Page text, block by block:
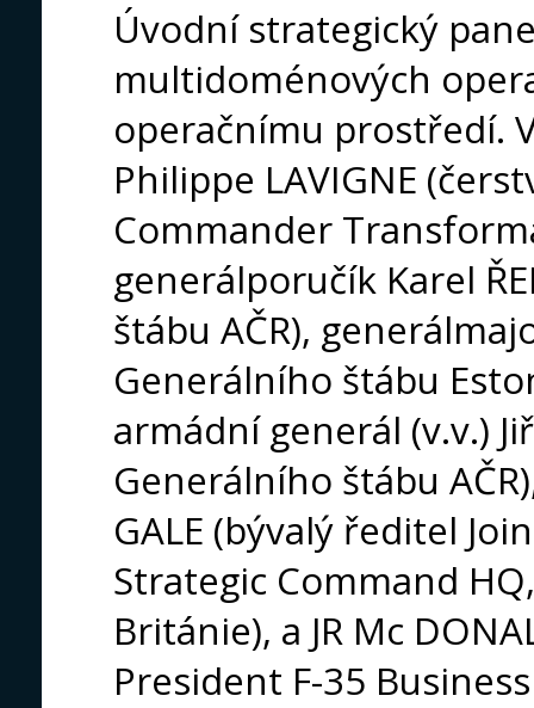
Úvodní strategický
multidoménových
operačnímu prostředí.
Philippe LAVIGNE
Commander
generálporučík Karel
štábu AČR),
Generálního štábu
armádní generál (v.v.)
Generálního štábu
GALE (bývalý ředitel
Strategic Command
Británie), a JR Mc
President F-35